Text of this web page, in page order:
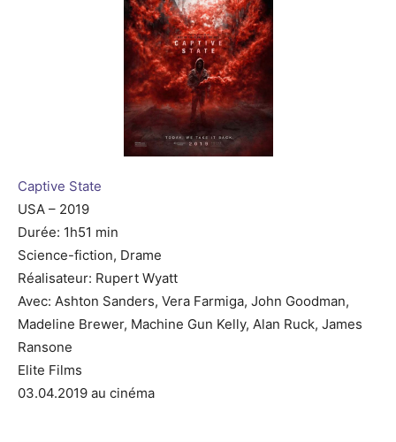
Captive State
USA – 2019
Durée: 1h51 min
Science-fiction, Drame
Réalisateur: Rupert Wyatt
Avec: Ashton Sanders, Vera Farmiga, John Goodman,
Madeline Brewer, Machine Gun Kelly, Alan Ruck, James
Ransone
Elite Films
03.04.2019 au cinéma